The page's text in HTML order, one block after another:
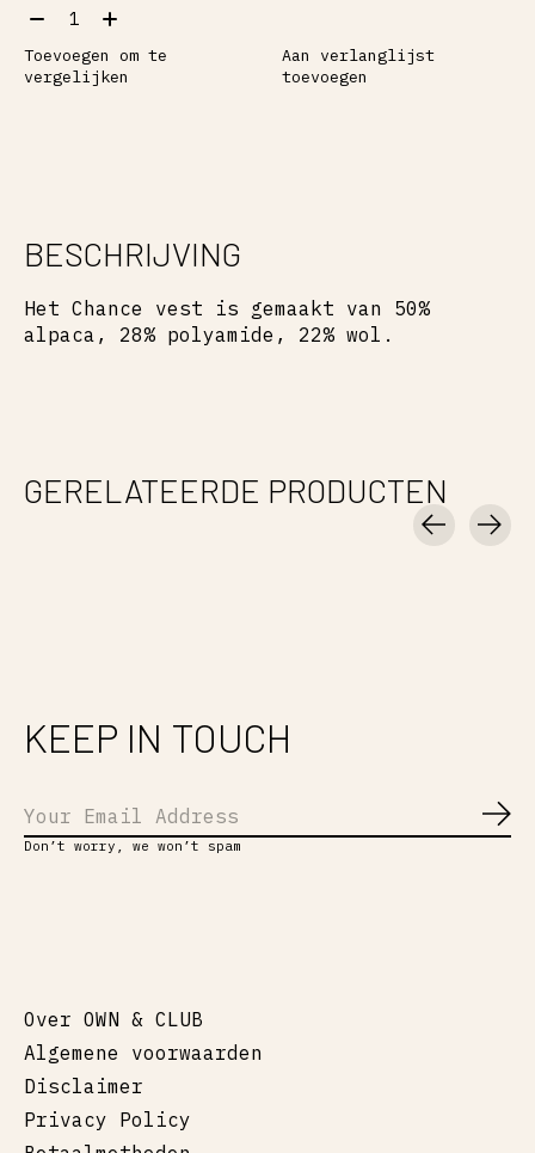
Aantal:
Toevoegen om te
vergelijken
Aan verlanglijst
toevoegen
BESCHRIJVING
Het Chance vest is gemaakt van 50%
alpaca, 28% polyamide, 22% wol.
GERELATEERDE PRODUCTEN
KEEP IN TOUCH
Don’t worry, we won’t spam
Over OWN & CLUB
Algemene voorwaarden
Disclaimer
Privacy Policy